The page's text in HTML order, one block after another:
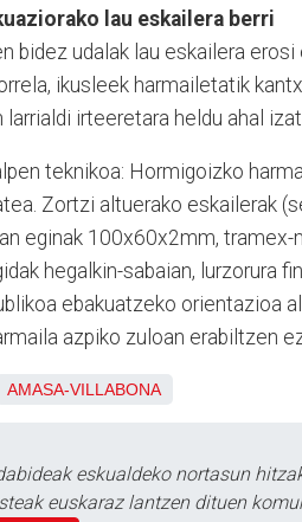
lau eskailera berri
bidez udalak lau eskailera
ikusleek harmailetatik
larrialdi irteeretara heldu ahal
teknikoa: Hormigoizko
Zortzi altuerako eskailerak
eginak 100x60x2mm, tramex-
hegalkin-sabaian, lurzorura
ebakuatzeko orientazioa
azpiko zuloan erabiltzen
AMASA-VILLABONA
eskualdeko nortasun
euskaraz lantzen dituen